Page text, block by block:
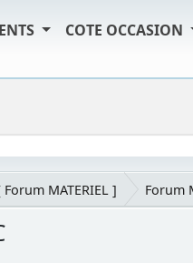
COTE OCCASION
Forum MATERIEL ] Forum